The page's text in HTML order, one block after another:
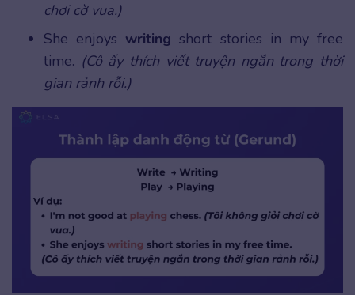
chơi cờ vua.)
She enjoys writingshort stories in my free
time. (Cô ấy thích viết truyện ngắn trong thời
gian rảnh rỗi.)